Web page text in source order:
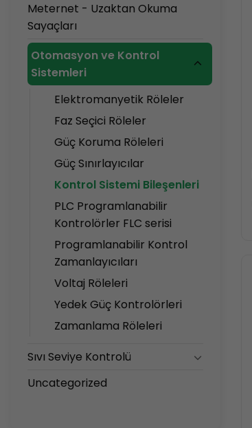
Meternet - Uzaktan Okuma
Sayaçları
Otomasyon ve Kontrol
Sistemleri
Elektromanyetik Röleler
Faz Seçici Röleler
Güç Koruma Röleleri
Güç Sınırlayıcılar
Kontrol Sistemi Bileşenleri
PLC Programlanabilir
Kontrolörler FLC serisi
Programlanabilir Kontrol
Zamanlayıcıları
Voltaj Röleleri
Yedek Güç Kontrolörleri
Zamanlama Röleleri
Sıvı Seviye Kontrolü
Uncategorized